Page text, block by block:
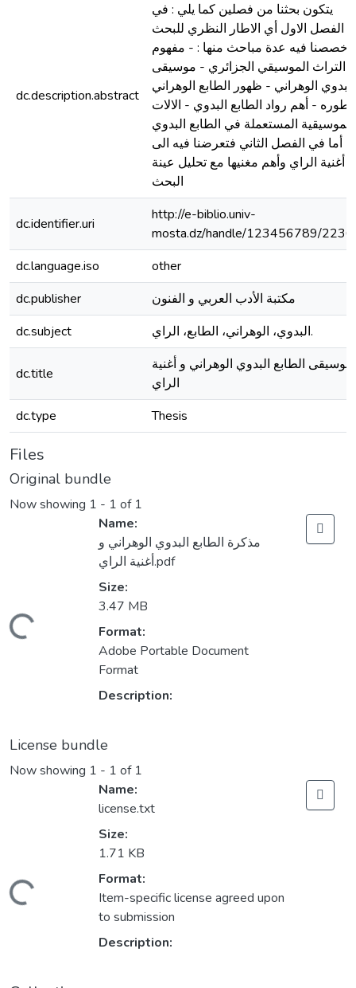
dc.description.abstract
يتكون بحثنا من فصلين كما يلي : في
الفصل الاول أي الاطار النظري للبحث
خصصنا فيه عدة مباحث منها : - مفهوم
التراث الموسيقي الجزائري - موسيقى
البدوي الوهراني - ظهور الطابع الوهراني
- أهم رواد الطابع البدوي - الالات
الموسيقية المستعملة في الطابع البدوي
أما في الفصل الثاني فتعرضنا فيه الى
أغنية الراي وأهم مغنيها مع تحليل عينة
البحث
dc.identifier.uri
http://e-biblio.univ-
mosta.dz/handle/123456789/
dc.language.iso
other
dc.publisher
مكتبة الأدب العربي و الفنون
dc.subject
البدوي، الوهراني، الطابع، الراي.
dc.title
موسيقى الطابع البدوي الوهراني و أغنية
الراي
dc.type
Thesis
Files
Original bundle
Now showing 1 - 1 of 1
Loading...
Name:
مذكرة الطابع البدوي الوهراني و
أغنية الراي.pdf
Size:
3.47 MB
Format:
Adobe Portable Document
Format
Description:
License bundle
Now showing 1 - 1 of 1
Loading...
Name:
license.txt
Size:
1.71 KB
Format:
Item-specific license agreed upon
to submission
Description: